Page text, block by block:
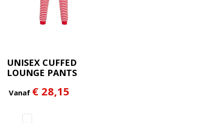
UNISEX CUFFED
LOUNGE PANTS
Vanaf € 28,15